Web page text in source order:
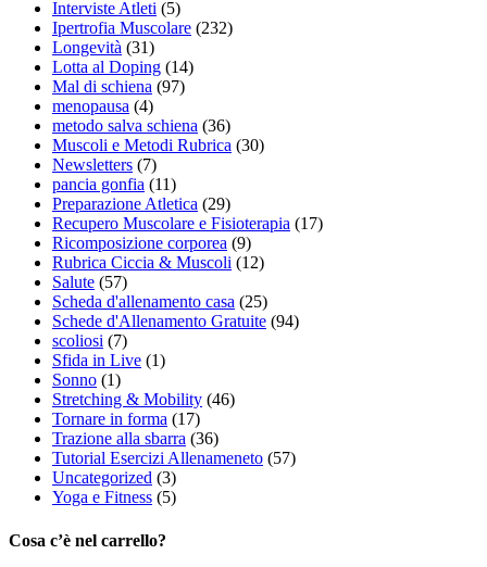
Interviste Atleti (5)
Ipertrofia Muscolare (232)
Longevità (31)
Lotta al Doping (14)
Mal di schiena (97)
menopausa (4)
metodo salva schiena (36)
Muscoli e Metodi Rubrica (30)
Newsletters (7)
pancia gonfia (11)
Preparazione Atletica (29)
Recupero Muscolare e Fisioterapia (17)
Ricomposizione corporea (9)
Rubrica Ciccia & Muscoli (12)
Salute (57)
Scheda d'allenamento casa (25)
Schede d'Allenamento Gratuite (94)
scoliosi (7)
Sfida in Live (1)
Sonno (1)
Stretching & Mobility (46)
Tornare in forma (17)
Trazione alla sbarra (36)
Tutorial Esercizi Allenameneto (57)
Uncategorized (3)
Yoga e Fitness (5)
Cosa c’è nel carrello?